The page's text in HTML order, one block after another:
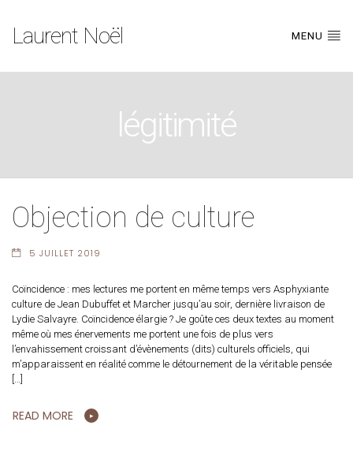
Laurent Noël MENU
légitimité
Objection de culture
5 JUILLET 2019
Coïncidence : mes lectures me portent en même temps vers Asphyxiante
culture de Jean Dubuffet et Marcher jusqu’au soir, dernière livraison de
Lydie Salvayre. Coïncidence élargie ? Je goûte ces deux textes au moment
même où mes énervements me portent une fois de plus vers
l’envahissement croissant d’évènements (dits) culturels officiels, qui
m’apparaissent en réalité comme le détournement de la véritable pensée
[…]
READ MORE